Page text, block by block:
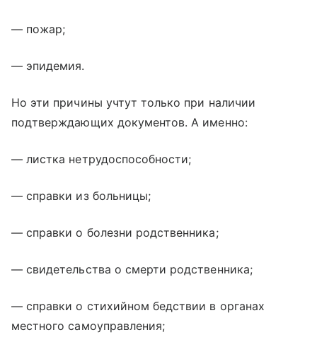
— пожар;
— эпидемия.
Но эти причины учтут только при наличии
подтверждающих документов. А именно:
— листка нетрудоспособности;
— справки из больницы;
— справки о болезни родственника;
— свидетельства о смерти родственника;
— справки о стихийном бедствии в органах
местного самоуправления;